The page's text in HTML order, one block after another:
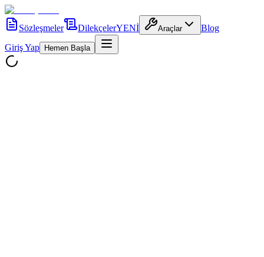
Sözleşmeler DilekçelerYENİ Araçlar
Blog
Giriş Yap
Hemen Başla